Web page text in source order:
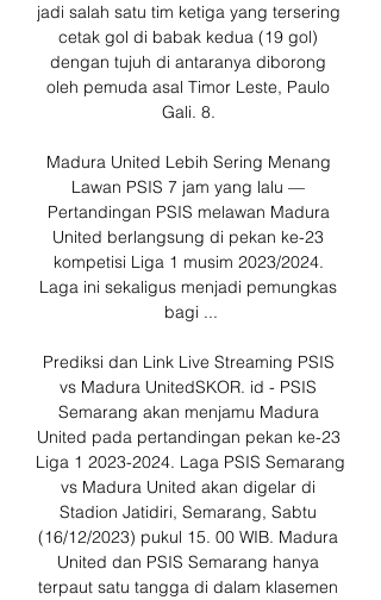
jadi salah satu tim ketiga yang tersering
cetak gol di babak kedua (19 gol)
dengan tujuh di antaranya diborong
oleh pemuda asal Timor Leste, Paulo
Gali. 8.
Madura United Lebih Sering Menang
Lawan PSIS 7 jam yang lalu —
Pertandingan PSIS melawan Madura
United berlangsung di pekan ke-23
kompetisi Liga 1 musim 2023/2024.
Laga ini sekaligus menjadi pemungkas
bagi ...
Prediksi dan Link Live Streaming PSIS
vs Madura UnitedSKOR. id - PSIS
Semarang akan menjamu Madura
United pada pertandingan pekan ke-23
Liga 1 2023-2024. Laga PSIS Semarang
vs Madura United akan digelar di
Stadion Jatidiri, Semarang, Sabtu
(16/12/2023) pukul 15. 00 WIB. Madura
United dan PSIS Semarang hanya
terpaut satu tangga di dalam klasemen